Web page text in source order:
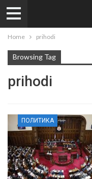
Home prihodi
Browsing Tag
prihodi
ПОЛИТИКА